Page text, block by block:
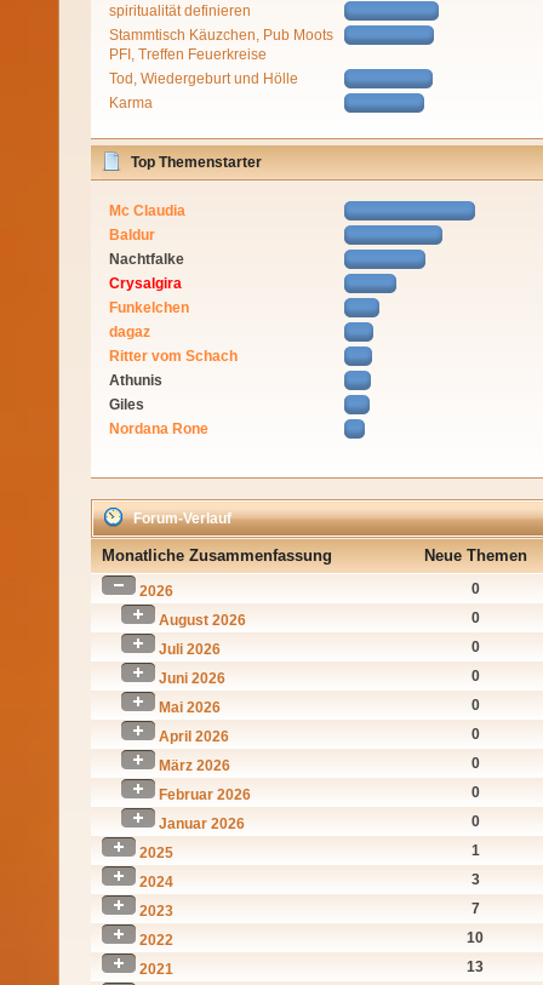
spiritualität definieren
Stammtisch Käuzchen, Pub Moots
PFI, Treffen Feuerkreise
Tod, Wiedergeburt und Hölle
Karma
Top Themenstarter
Mc Claudia
Baldur
Nachtfalke
Crysalgira
Funkelchen
dagaz
Ritter vom Schach
Athunis
Giles
Nordana Rone
Forum-Verlauf
Monatliche Zusammenfassung Neue Themen
2026
0
August 2026
0
Juli 2026
0
Juni 2026
0
Mai 2026
0
April 2026
0
März 2026
0
Februar 2026
0
Januar 2026
0
2025
1
2024
3
2023
7
2022
10
2021
13